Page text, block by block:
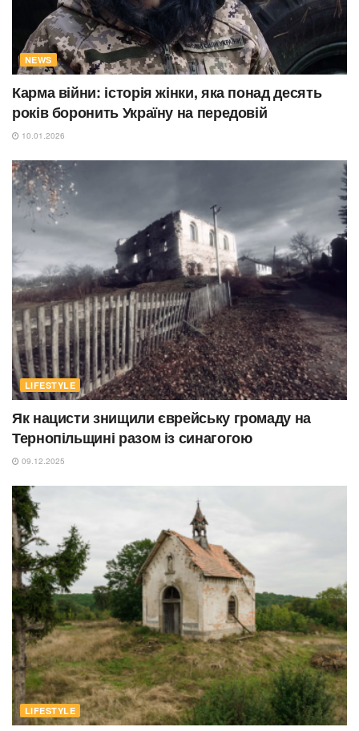
NEWS
Карма війни: історія жінки, яка понад десять
років боронить Україну на передовій
10.01.2026
LIFESTYLE
Як нацисти знищили єврейську громаду на
Тернопільщині разом із синагогою
09.12.2025
LIFESTYLE